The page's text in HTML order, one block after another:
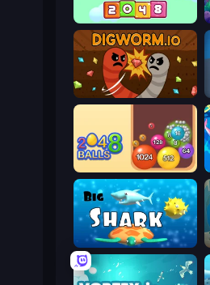
Inca Cubes 2048
Digworm.io
Crazy 2048 Balls
Big Shark